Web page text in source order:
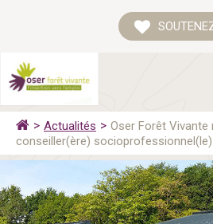
Actualités
Oser Forêt Vivante
conseiller(ère) socioprofessionnel(le)